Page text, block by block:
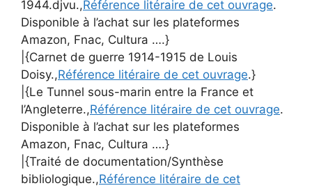
1944.djvu.,Référence litéraire de cet ouvrage.
Disponible à l’achat sur les plateformes
Amazon, Fnac, Cultura ….}
|{Carnet de guerre 1914-1915 de Louis
Doisy.,Référence litéraire de cet ouvrage.}
|{Le Tunnel sous-marin entre la France et
l’Angleterre.,Référence litéraire de cet ouvrage.
Disponible à l’achat sur les plateformes
Amazon, Fnac, Cultura ….}
|{Traité de documentation/Synthèse
bibliologique.,Référence litéraire de cet